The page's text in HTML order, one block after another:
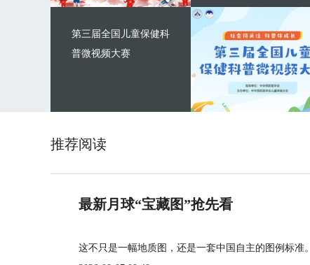
第三届全国儿童保健科
普微视频大赛
推荐阅读
最新月球“宝藏图”抢先看
这不只是一幅地质图，还是一套中国自主的图例标准。